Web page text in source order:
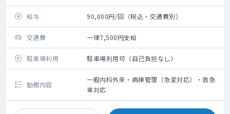
給与 90,000円/回（税込・交通費別）
交通費 一律7,500円支給
駐車場利用 駐車場利用可（自己負担なし）
勤務内容
一般内科外来・病棟管理（急変対応）・救急
車対応